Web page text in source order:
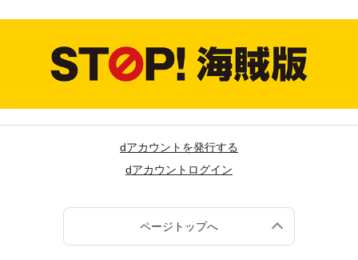
dアカウントを発行する
dアカウントログイン
ページトップへ